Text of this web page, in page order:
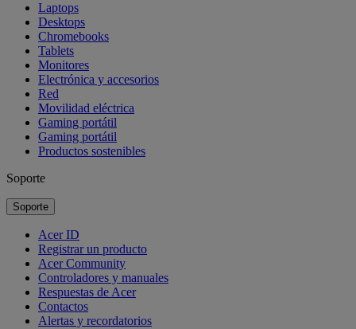
Laptops
Desktops
Chromebooks
Tablets
Monitores
Electrónica y accesorios
Red
Movilidad eléctrica
Gaming portátil
Gaming portátil
Productos sostenibles
Soporte
Soporte
Acer ID
Registrar un producto
Acer Community
Controladores y manuales
Respuestas de Acer
Contactos
Alertas y recordatorios